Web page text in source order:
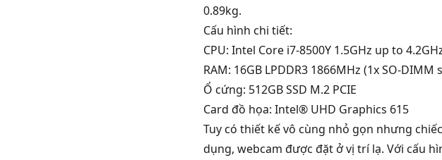
0.89kg.
Cấu hình chi tiết:
CPU: Intel Core i7-8500Y 1.5GHz up to
RAM: 16GB LPDDR3 1866MHz (1x SO-DIMM
Ổ cứng: 512GB SSD M.2 PCIE
Card đồ họa: Intel® UHD Graphics 615
Tuy có thiết kế vô cùng nhỏ gọn nhưng
dụng, webcam được đặt ở vị trí lạ. Với cấu